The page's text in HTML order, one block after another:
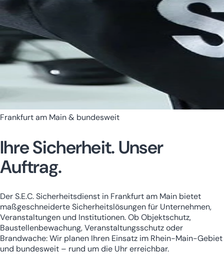
Hessen
Frankfurt am Main & bundesweit
Ihre Sicherheit.Unser
Auftrag.
Der S.E.C. Sicherheitsdienst in Frankfurt am Main bietet
maßgeschneiderte Sicherheitslösungen für Unternehmen,
Veranstaltungen und Institutionen. Ob Objektschutz,
Baustellenbewachung, Veranstaltungsschutz oder
Brandwache: Wir planen Ihren Einsatz im Rhein-Main-Gebiet
und bundesweit – rund um die Uhr erreichbar.